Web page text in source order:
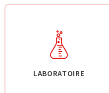
LABORATOIRE